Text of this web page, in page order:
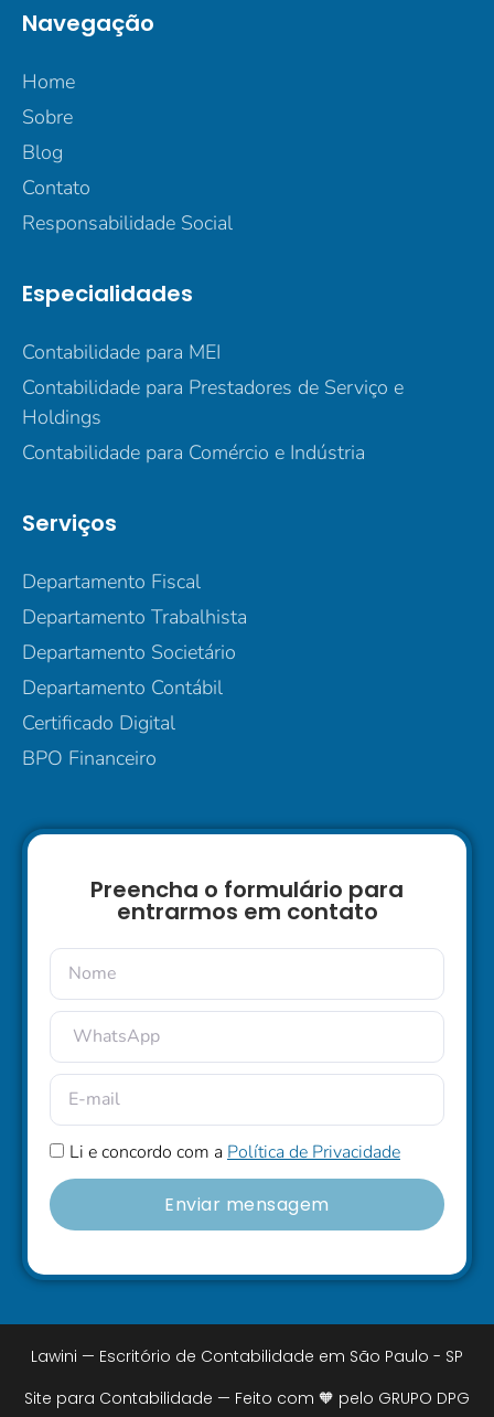
Navegação
Home
Sobre
Blog
Contato
Responsabilidade Social
Especialidades
Contabilidade para MEI
Contabilidade para Prestadores de Serviço e
Holdings
Contabilidade para Comércio e Indústria
Serviços
Departamento Fiscal
Departamento Trabalhista
Departamento Societário
Departamento Contábil
Certificado Digital
BPO Financeiro
Preencha o formulário para
entrarmos em contato
Li e concordo com a Política de Privacidade
Enviar mensagem
Lawini — Escritório de Contabilidade em São Paulo - SP
Site para Contabilidade — Feito com 🧡 pelo GRUPO DPG